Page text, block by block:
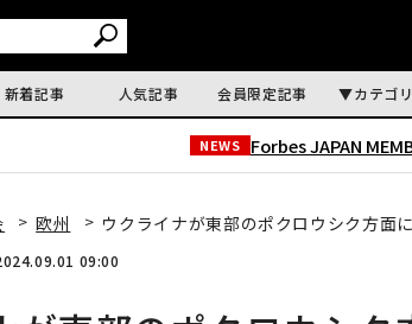
新着記事 人気記事 会員限定記事 カテゴリ
NEWS Forbes JAPAN
欧州 ウクライナが東部のポクロウシク方
09:00